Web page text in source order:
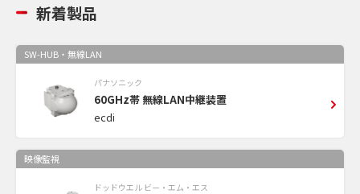
新着製品
SW-HUB・無線LAN
パナソニック
60GHz帯 無線LAN中継装置
ecdi
映像監視
ドッドウエル ビー・エム・エス